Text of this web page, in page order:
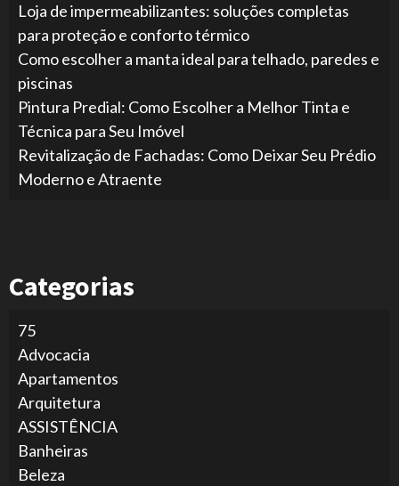
Loja de impermeabilizantes: soluções completas
para proteção e conforto térmico
Como escolher a manta ideal para telhado, paredes e
piscinas
Pintura Predial: Como Escolher a Melhor Tinta e
Técnica para Seu Imóvel
Revitalização de Fachadas: Como Deixar Seu Prédio
Moderno e Atraente
Categorias
75
Advocacia
Apartamentos
Arquitetura
ASSISTÊNCIA
Banheiras
Beleza